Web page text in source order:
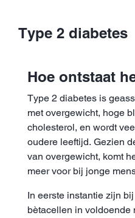
Type 2 diabetes
Hoe ontstaat
Type 2 diabetes is
met overgewicht, hoge
cholesterol, en wordt
oudere leeftijd. Gezien
van overgewicht, komt
meer voor bij jonge
In eerste instantie zijn
bètacellen in voldoende